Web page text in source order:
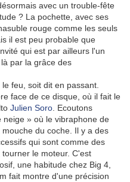
avec un trouble-fête
? La pochette, avec ses
rouge comme les seuls
il est peu probable que
qui est par ailleurs l'un
par la grâce des
feu, soit dit en passant.
face de ce disque, où il fait le
Julien Soro . Ecoutons
» où le vibraphone de
du coche. Il y a des
qui sont comme des
le moteur. C'est
une habitude chez Big 4,
fait montre d'une précision